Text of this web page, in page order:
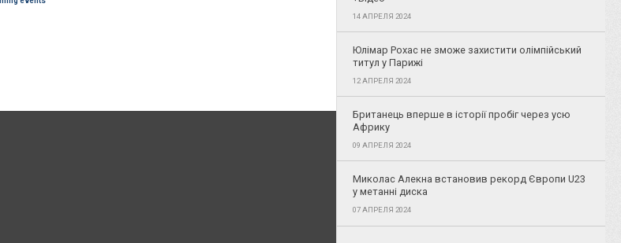
14 АПРЕЛЯ 2024
Юлімар Рохас не зможе захистити олімпійський
титул у Парижі
12 АПРЕЛЯ 2024
Британець вперше в історії пробіг через усю
Африку
09 АПРЕЛЯ 2024
Миколас Алекна встановив рекорд Європи U23
у метанні диска
07 АПРЕЛЯ 2024